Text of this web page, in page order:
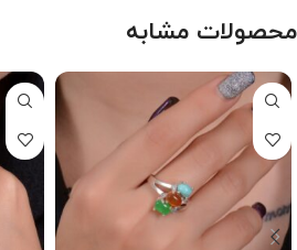
محصولات مشابه